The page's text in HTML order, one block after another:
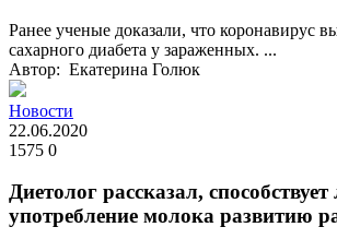
Ранее ученые доказали, что коронавирус
сахарного диабета у зараженных. ...
Автор: Екатерина Голюк
Новости
22.06.2020
1575 0
Диетолог рассказал, способствует
употребление молока развитию